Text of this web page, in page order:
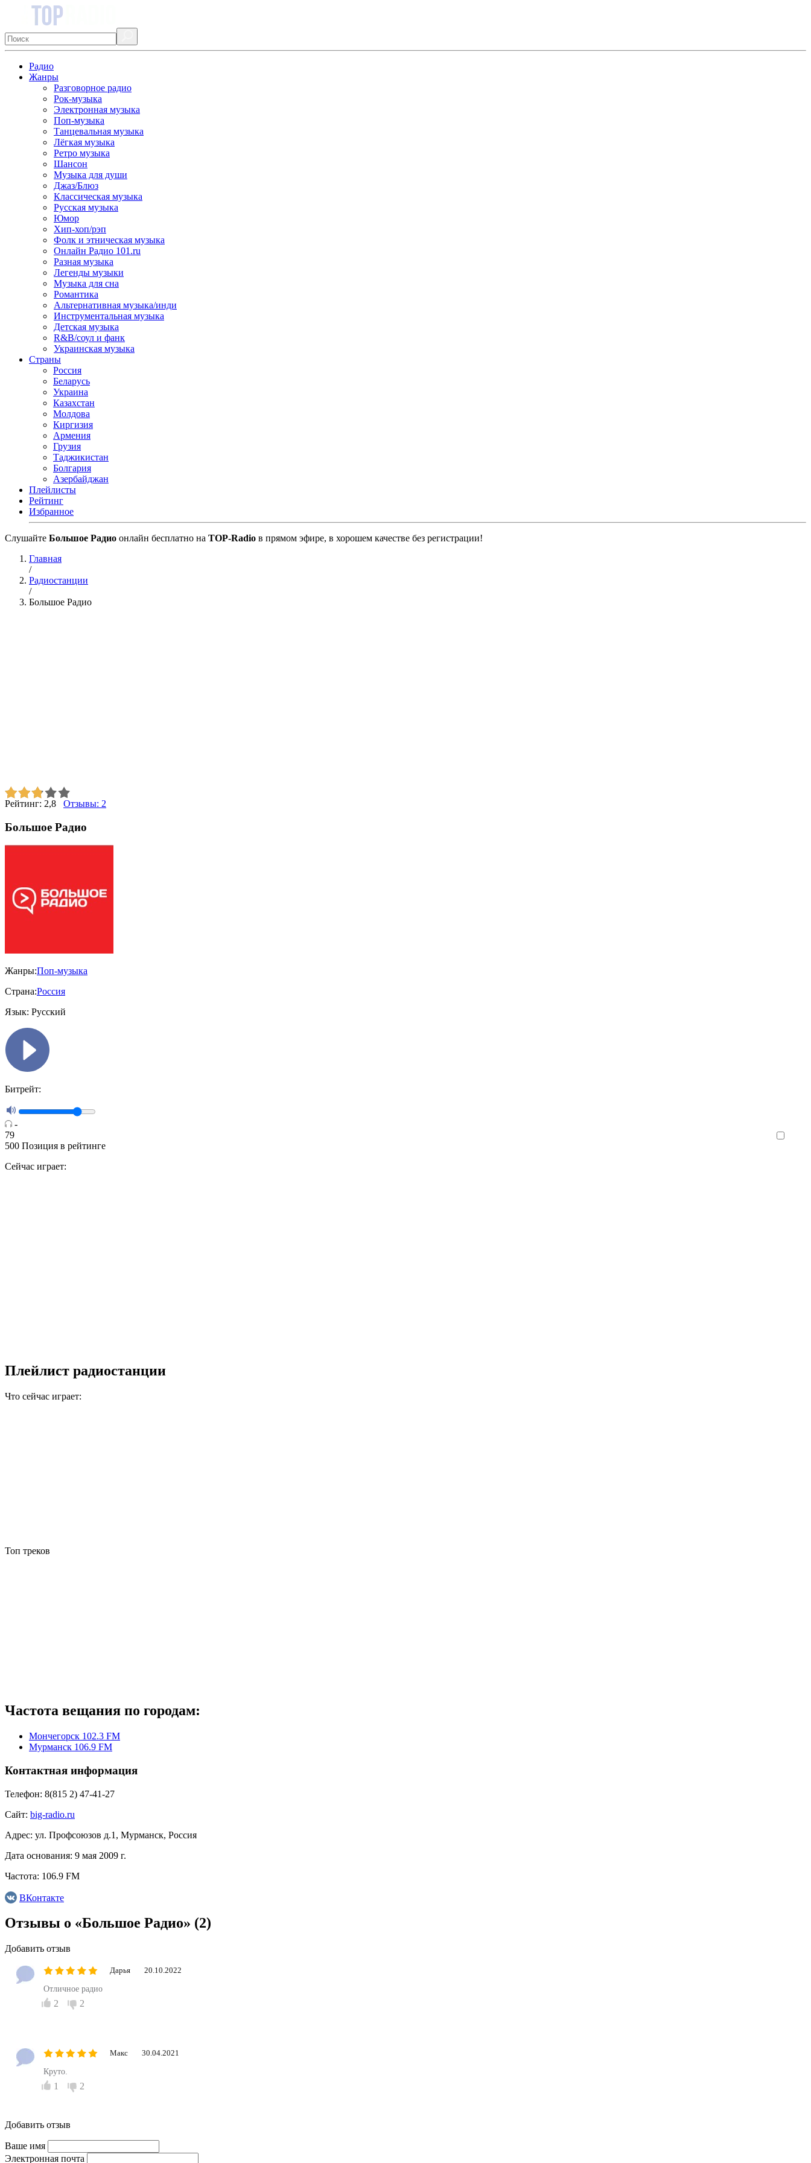
Радио
Жанры
Разговорное радио
Рок-музыка
Электронная музыка
Поп-музыка
Танцевальная музыка
Лёгкая музыка
Ретро музыка
Шансон
Музыка для души
Джаз/Блюз
Классическая музыка
Русская музыка
Юмор
Хип-хоп/рэп
Фолк и этническая музыка
Онлайн Радио 101.ru
Разная музыка
Легенды музыки
Музыка для сна
Романтика
Альтернативная музыка/инди
Инструментальная музыка
Детская музыка
R&B/cоул и фанк
Украинская музыка
Страны
Россия
Беларусь
Украина
Казахстан
Молдова
Киргизия
Армения
Грузия
Таджикистан
Болгария
Азербайджан
Плейлисты
Рейтинг
Избранное
Cлушайте Большое Радио онлайн бесплатно на TOP-Radio в прямом эфире, в хорошем качестве без регистрации!
Главная
/
Радиостанции
/
Большое Радио
Рейтинг: 2,8 Отзывы: 2
Большое Радио
Жанры:Поп-музыка
Страна:Россия
Язык: Русский
Битрейт:
-
79
500 Позиция в рейтинге
Сейчас играет:
Плейлист радиостанции
Что сейчас играет:
Топ треков
Частота вещания по городам:
Мончегорск 102.3 FM
Мурманск 106.9 FM
Контактная информация
Телефон: 8(815 2) 47-41-27
Сайт: big-radio.ru
Адрес: ул. Профсоюзов д.1, Мурманск, Россия
Дата основания: 9 мая 2009 г.
Частота: 106.9 FM
ВКонтакте
Отзывы о «Большое Радио» (2)
Добавить отзыв
Дарья 20.10.2022
Отличное радио
2 2
Макс 30.04.2021
Круто.
1 2
Добавить отзыв
Ваше имя
Электронная почта